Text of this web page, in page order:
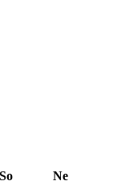
So
Ne